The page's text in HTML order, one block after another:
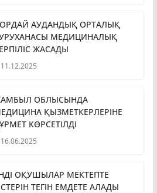
АУДАНДЫҚ ОРТАЛЫҚ
МЕДИЦИНАЛЫҚ
ЖАСАДЫ
11.12.2025
ОБЛЫСЫНДА
ҚЫЗМЕТКЕРЛЕРІНЕ
КӨРСЕТІЛДІ
16.06.2025
ОҚУШЫЛАР МЕКТЕПТЕ
ТЕГІН ЕМДЕТЕ АЛАДЫ